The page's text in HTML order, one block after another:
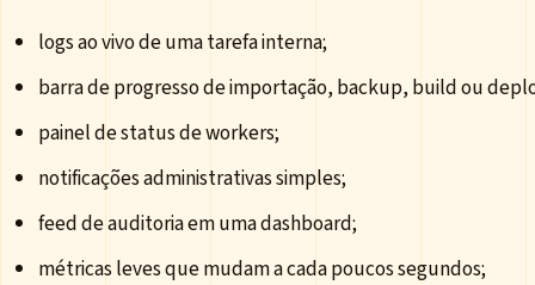
logs ao vivo de uma tarefa interna;
barra de progresso de importação, backup, build ou
painel de status de workers;
notificações administrativas simples;
feed de auditoria em uma dashboard;
métricas leves que mudam a cada poucos segundos;